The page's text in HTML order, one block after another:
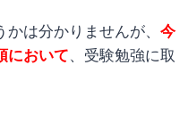
は分かりませんが、 今
において、受験勉強に取